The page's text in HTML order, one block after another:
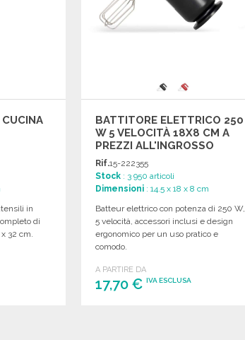
in
di
32 cm.
BATTITORE ELETTRICO 250
W 5 VELOCITÀ 18X8 CM A
PREZZI ALL'INGROSSO
Rif.15-222355
Stock : 3 950 articoli
Dimensioni : 14.5 x 18 x 8 cm
Batteur elettrico con potenza di 250 W,
5 velocità, accessori inclusi e design
ergonomico per un uso pratico e
comodo.
A PARTIRE DA
17,70 €IVA ESCLUSA